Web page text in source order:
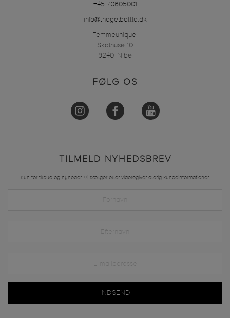
+45 70605001
info@thegelbottle.dk
Femmeunique,
Skalhuse 10
9240, Nibe
FØLG OS
TILMELD NYHEDSBREV
Kun for tilbud og nyheder. Vi sælger eller videregiver aldrig kundeinformationer.
INDSEND